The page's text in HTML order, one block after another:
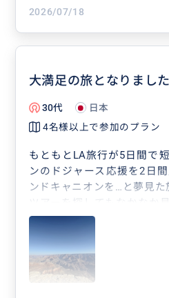
2026/07/18
大満足の旅となりました
30代 日本
4名様以上で参加のプラン
もともとLA旅行が5日間で
ンのドジャース応援を2日
ンドキャニオンを…と夢見た
ツアーを探してもなかなか
機で行くにも高額だし不安で
そんななかで見つけた私た
ちょんさんのツアー。
大手じゃないから不安…でも
散々迷ったあげく決めたも